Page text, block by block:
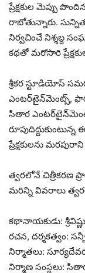
ప్రేక్షకుల మెప్పు
రాబోతున్నారు.
నిర్వచించే నిశ్శబ్ద
కథతో మరోసారి
శ్రీకర స్టూడియోస్
ఎంటర్‌టైన్‌మెంట్స్,
సితార
ప్రేక్షకులను
త్వరలోనే చిత్రీకరణ
మరిన్ని వివరాలు
కథానాయకుడు: శ్రీవిష్ణు
రచన, దర్శకత్వం:
నిర్మాతలు:
నిర్మాణ సంస్థలు: